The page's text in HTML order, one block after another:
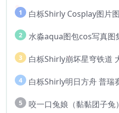
1 白栎Shirly Cosplay图片
2
3 白栎Shirly崩坏星穹铁道
4
5 咬一口兔娘（黏黏团子